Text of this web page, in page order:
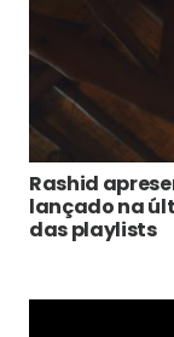
Rashid
lançado na
das playlists